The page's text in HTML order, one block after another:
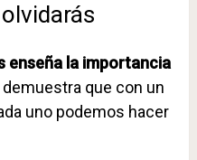
enseña la importancia
que con un
uno podemos hacer